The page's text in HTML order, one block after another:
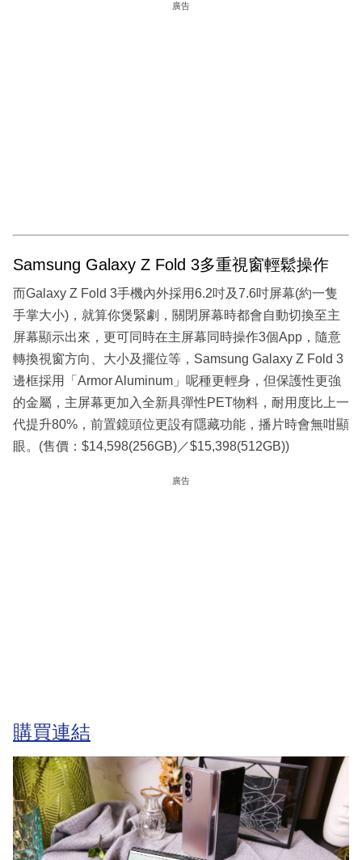
廣告
Samsung Galaxy Z Fold 3多重視窗輕鬆操作
而Galaxy Z Fold 3手機內外採用6.2吋及7.6吋屏幕(約一隻
手掌大小)，就算你煲緊劇，關閉屏幕時都會自動切換至主
屏幕顯示出來，更可同時在主屏幕同時操作3個App，隨意
轉換視窗方向、大小及擺位等，Samsung Galaxy Z Fold 3
邊框採用「Armor Aluminum」呢種更輕身，但保護性更強
的金屬，主屏幕更加入全新具彈性PET物料，耐用度比上一
代提升80%，前置鏡頭位更設有隱藏功能，播片時會無咁顯
眼。(售價：$14,598(256GB)／$15,398(512GB))
廣告
購買連結